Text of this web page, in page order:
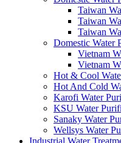
Taiwan
Taiwan
Taiwan
Domestic Water
Vietnam
Vietnam
Hot & Cool
Hot And Cold
Karofi Water
KSU Water
Sanaky Water
Wellsys Water